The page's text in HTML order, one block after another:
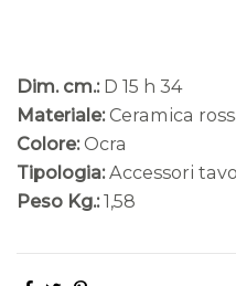
Dim. cm.: D 15 h 34
Materiale: Ceramica
Colore: Ocra
Tipologia: Accessori
Peso Kg.: 1,58